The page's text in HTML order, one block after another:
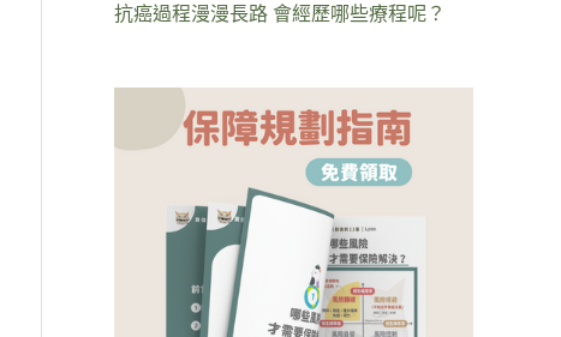
抗癌過程漫漫長路 會經歷哪些療程呢？